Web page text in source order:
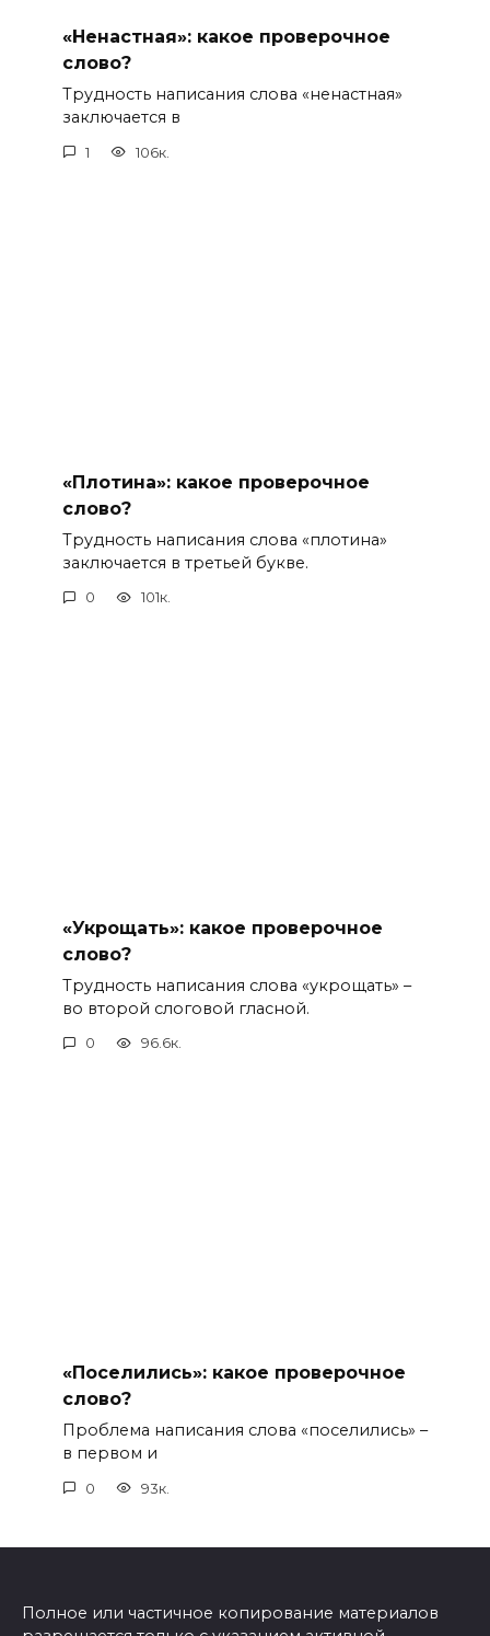
«Ненастная»: какое проверочное
слово?
Трудность написания слова «ненастная»
заключается в
1 106к.
«Плотина»: какое проверочное
слово?
Трудность написания слова «плотина»
заключается в третьей букве.
0 101к.
«Укрощать»: какое проверочное
слово?
Трудность написания слова «укрощать» –
во второй слоговой гласной.
0 96.6к.
«Поселились»: какое проверочное
слово?
Проблема написания слова «поселились» –
в первом и
0 93к.
Полное или частичное копирование материалов